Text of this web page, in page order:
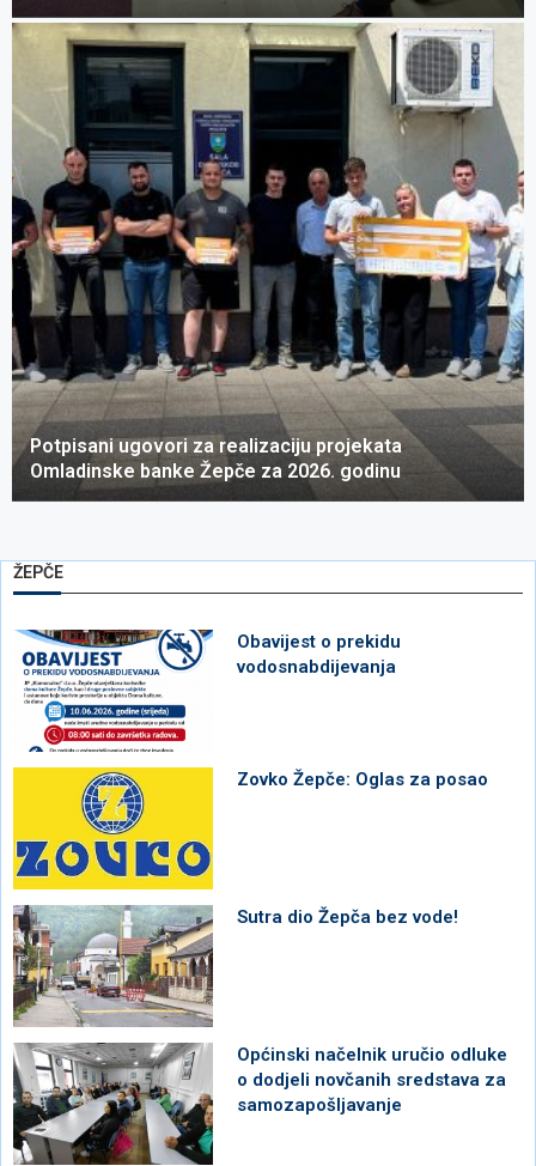
Potpisani ugovori za realizaciju projekata
Omladinske banke Žepče za 2026. godinu
ŽEPČE
Obavijest o prekidu
vodosnabdijevanja
Zovko Žepče: Oglas za posao
Sutra dio Žepča bez vode!
Općinski načelnik uručio odluke
o dodjeli novčanih sredstava za
samozapošljavanje